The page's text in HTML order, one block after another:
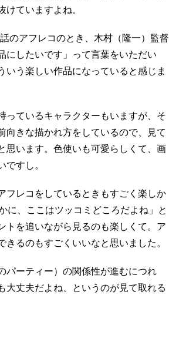
ていますよね。
のアフレコのとき、木村（隆一）監督
にしたいです」って言葉をいただい
う楽しい作品になっていると感じま
っているキャラクターもいますが、そ
向きな描かれ方をしているので、見て
思います。色使いも可愛らしくて、画
すし。
フレコをしているときもすごく楽しか
に、ここはツッコミどころだよね」と
トを追いながら見るのも楽しくて。ア
るのもすごくいいなと思いました。
パーティー）の関係性が進むにつれ
大丈夫だよね、というのが見て取れる